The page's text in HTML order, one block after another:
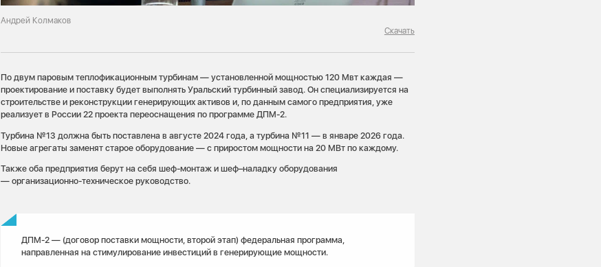
Андрей Колмаков
Скачать
По двум паровым теплофикационным турбинам — установленной мощностью 120 Мвт каждая —
проектирование и поставку будет выполнять Уральский турбинный завод. Он специализируется на
строительстве и реконструкции генерирующих активов и, по данным самого предприятия, уже
реализует в России 22 проекта переоснащения по программе ДПМ-2.
Турбина №13 должна быть поставлена в августе 2024 года, а турбина №11 — в январе 2026 года.
Новые агрегаты заменят старое оборудование — с приростом мощности на 20 МВт по каждому.
Также оба предприятия берут на себя шеф-монтаж и шеф–наладку оборудования
— организационно-техническое руководство.
ДПМ-2 — (договор поставки мощности, второй этап) федеральная программа,
направленная на стимулирование инвестиций в генерирующие мощности.